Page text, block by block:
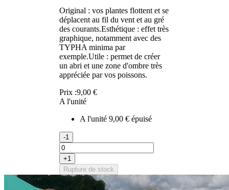
Original : vos plantes flottent et se
déplacent au fil du vent et au gré
des courants.Esthétique : effet très
graphique, notamment avec des
TYPHA minima par
exemple.Utile : permet de créer
un abri et une zone d'ombre très
appréciée par vos poissons.
Prix :9,00 €
A l'unité
A l'unité 9,00 € épuisé
-1
+1
Rupture de stock